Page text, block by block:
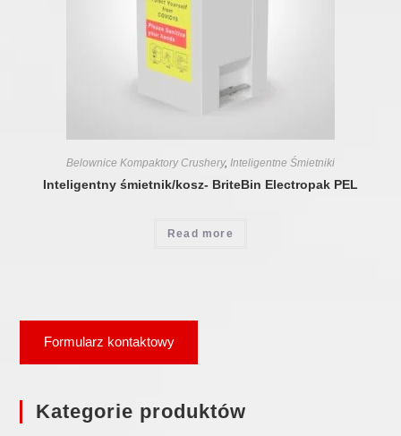
Belownice Kompaktory Crushery, Inteligentne Śmietniki
Inteligentny śmietnik/kosz- BriteBin Electropak PEL
Read more
Formularz kontaktowy
Kategorie produktów